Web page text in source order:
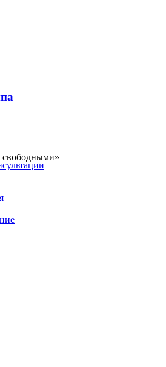
свободными»